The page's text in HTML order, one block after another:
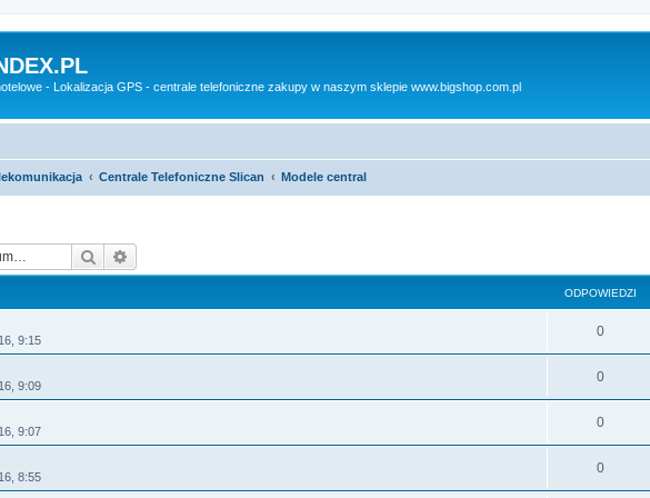
- Lokalizacja GPS - centrale telefoniczne zakupy w naszym sklepie www.bigshop.com.pl
Centrale Telefoniczne Slican Modele central
Szukaj
ODPOWIEDZI
9:15
0O
d
o
w
i
9:09
0O
d
o
w
9:07
0O
d
8:55
0O